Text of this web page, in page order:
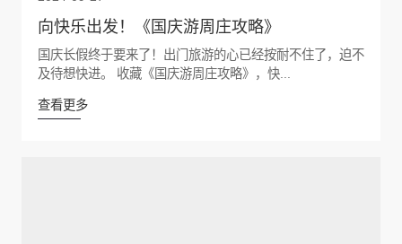
向快乐出发！《国庆游周庄攻略》
国庆长假终于要来了！出门旅游的心已经按耐不住了，迫不
及待想快进。 收藏《国庆游周庄攻略》，快...
查看更多